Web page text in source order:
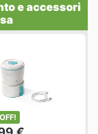
e accessori